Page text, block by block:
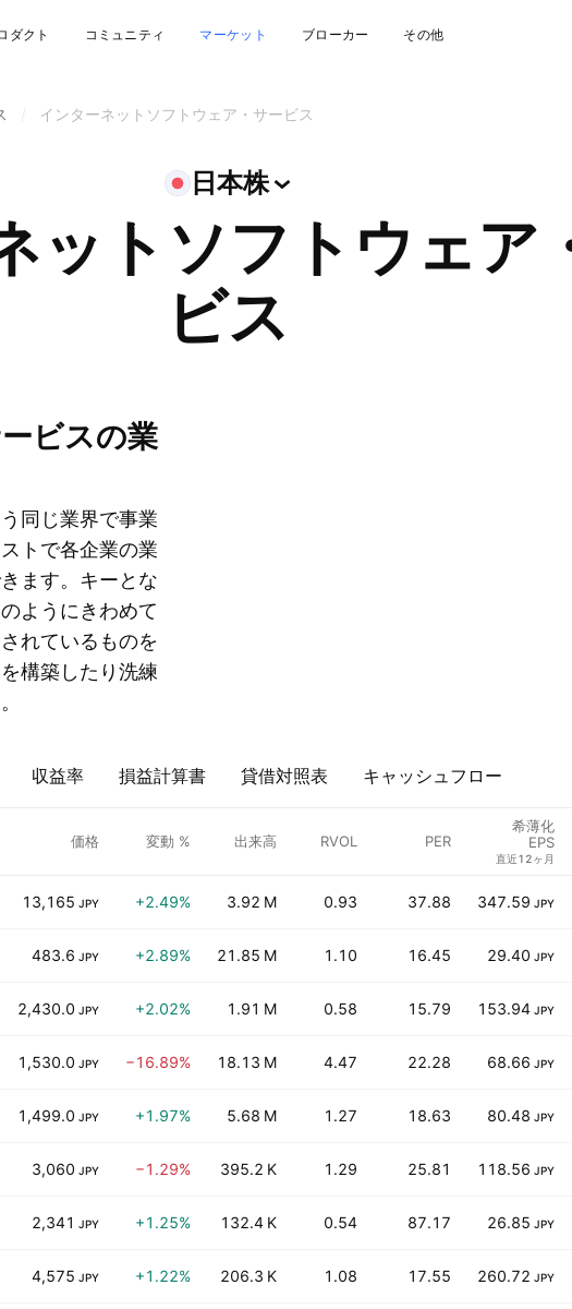
ダクト コミュニティ マーケット ブローカー その他
インターネットソフトウェア・サービス
日本株
ットソフトウェア
ビス
同じ業界で事業
トで各企業の業
ます。キーとな
ようにきわめて
れているものを
構築したり洗練
収益率 損益計算書 貸借対照表 キャッシュフロー
価格 変動 % 出来高 RVOL PER
希薄化
EPS
直近12ヶ月
13,165 JPY +2.49% 3.92 M 0.93 37.88 347.59 JPY
483.6 JPY +2.89% 21.85 M 1.10 16.45 29.40 JPY
2,430.0 JPY +2.02% 1.91 M 0.58 15.79 153.94 JPY
1,530.0 JPY −16.89% 18.13 M 4.47 22.28 68.66 JPY
1,499.0 JPY +1.97% 5.68 M 1.27 18.63 80.48 JPY
3,060 JPY −1.29% 395.2 K 1.29 25.81 118.56 JPY
2,341 JPY +1.25% 132.4 K 0.54 87.17 26.85 JPY
4,575 JPY +1.22% 206.3 K 1.08 17.55 260.72 JPY